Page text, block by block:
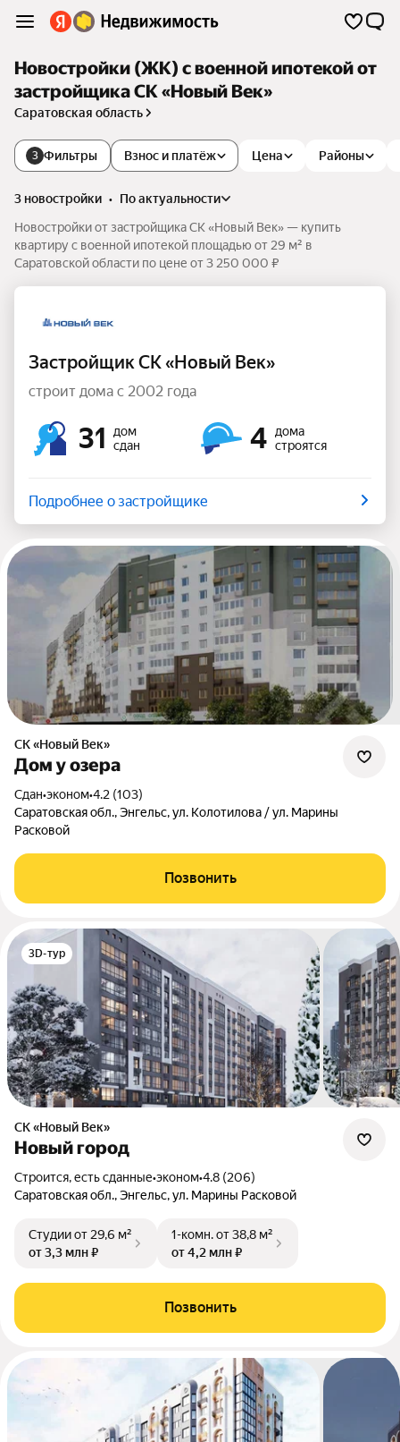
Новостройки (ЖК) с военной ипотекой от
застройщика СК «Новый Век»
Саратовская область
3 Фильтры Цена
Взнос и платёж Районы
3 новостройки •
по актуальности
Новостройки от застройщика СК «Новый Век» — купить
квартиру с военной ипотекой площадью от 29 м² в
Саратовской области по цене от 3 250 000 ₽
Застройщик СК «Новый Век»
строит дома с 2002 года
31
дом
сдан
4
дома
строятся
Подробнее о застройщике
СК «Новый Век»
Дом у озера
Сдан•эконом•4.2 (103)
Саратовская обл., Энгельс, ул. Колотилова / ул. Марины
Расковой
Позвонить
3D-тур
СК «Новый Век»
Новый город
Строится, есть сданные•эконом•4.8 (206)
Саратовская обл., Энгельс, ул. Марины Расковой
Студииот 29,6 м²
от 3,3 млн ₽
1-комн.от 38,8 м²
от 4,2 млн ₽
Позвонить